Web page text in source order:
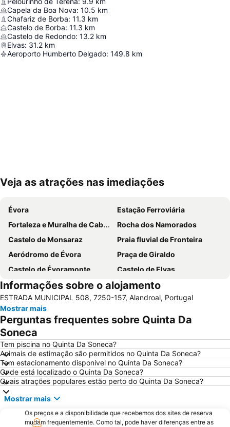
Capela da Boa Nova: 10.5 km
Chafariz de Borba: 11.3 km
Castelo de Borba: 11.3 km
Castelo de Redondo: 13.2 km
Elvas: 31.2 km
Aeroporto Humberto Delgado: 149.8 km
Ampliar mapa
Veja as atrações nas imediações
Évora
Estação Ferroviária
Fortaleza e Muralha de Cabeço de Vide
Rocha dos Namorados
Castelo de Monsaraz
Praia fluvial de Fronteira
Aeródromo de Évora
Praça de Giraldo
Castelo de Évoramonte
Castelo de Elvas
Gran Casino de Extremadura
Capela dos Ossos
Fortaleza de Juromenha
Centro Comercial Conquistadores
Central de Camionagem de Estremoz
Sé de Évora
Vila Medieval de Monsaraz
Convento dos Lóios ou de Nossa Senhora da Assunção
Porta de Aviz - Ermida de Nossa Sra do Ó
Castelo de Terena
Torre do Esporão
Forte de Santa Luzia
Piscinas Municipais de Elvas
Villa Lusitano-Romana de Torre de Palma
Templo de Diana
Estación de autobuses
Simply Evora
Informações sobre o alojamento
ESTRADA MUNICIPAL 508, 7250-157, Alandroal, Portugal
Mostrar mais
Perguntas frequentes sobre Quinta Da
Soneca
Tem piscina no Quinta Da Soneca?
Animais de estimação são permitidos no Quinta Da Soneca?
Tem estacionamento disponível no Quinta Da Soneca?
Onde está localizado o Quinta Da Soneca?
Quais atrações populares estão perto do Quinta Da Soneca?
Mostrar mais
Os preços e a disponibilidade que recebemos dos sites de reserva
mudam frequentemente. Como tal, pode haver diferenças entre as